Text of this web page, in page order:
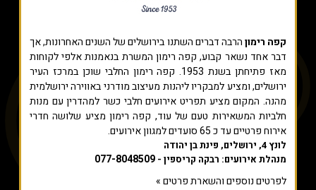
קפה רימוןהרבה דברים השתנו בירושלים של השנים האחרונות, אך
דבר אחד נשאר קבוע, קפה רימון המשרת בנאמנות אלפי לקוחות
מאז פתיחתן בשנת 1953. קפה רימון החלבי שוכן במרכז העיר
ירושלים, ומציע למבקריו ליהנות מעיצוב מודרני באווירה ירושלמית
מהנה. המקום מציע תפריט אירועים חלבי כשר למהדרין עם מנות
חלביות המשאירות טעם של עוד, קפה רימון מציע שלושה חדרי
אירוח פרטיים עד כ 65 סועדים למגוון אירועים.
לונץ 4, ירושלים, פינת בן יהודה
מנהלת אירועים: רבקה קריספין - 077-8048509
לפרטים נוספים והשארת פרטים »